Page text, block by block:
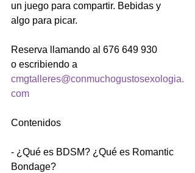
un juego para compartir. Bebidas y
algo para picar.
Reserva llamando al 676 649 930
o escribiendo a
cmgtalleres@conmuchogustosexologia.
com
Contenidos
- ¿Qué es BDSM? ¿Qué es Romantic
Bondage?